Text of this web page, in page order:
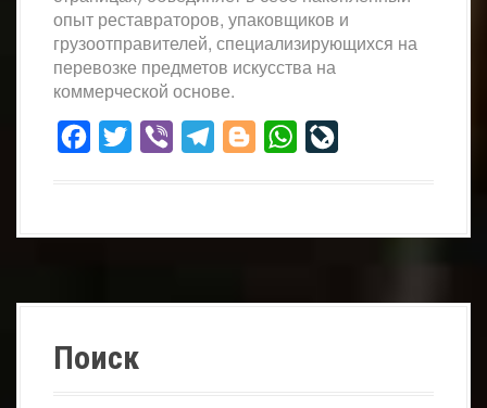
опыт реставраторов, упаковщиков и
грузоотправителей, специализирующихся на
перевозке предметов искусства на
коммерческой основе.
Facebook
Twitter Viber TelegramBloggerWhatsApp
Поиск